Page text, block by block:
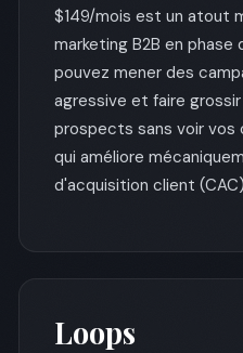
$149/mois est un atout
marketing B2B en
pouvez mener des
agressive et faire
prospects sans voir vos
qui améliore
d'acquisition client
Loops